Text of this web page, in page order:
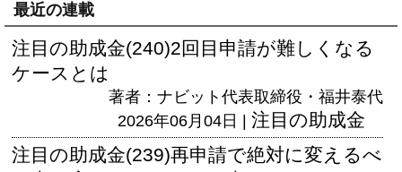
最近の連載
注目の助成金(240)2回目申請が難しくなる
ケースとは
著者：ナビット代表取締役・福井泰代
2026年06月04日 | 注目の助成金
注目の助成金(239)再申請で絶対に変えるべ